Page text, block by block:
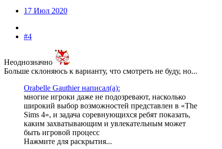
17 Июл 2020
#4
Неоднозначно
Больше склоняюсь к варианту, что смотреть не буду, но...
Orabelle Gauthier написал(а):
многие игроки даже не подозревают, насколько
широкий выбор возможностей представлен в «The
Sims 4», и задача соревнующихся ребят показать,
каким захватывающим и увлекательным может
быть игровой процесс
Нажмите для раскрытия...